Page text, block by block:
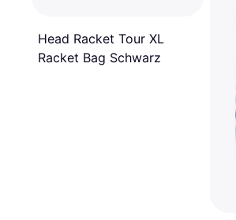
Head Racket Tour XL
Racket Bag Schwarz